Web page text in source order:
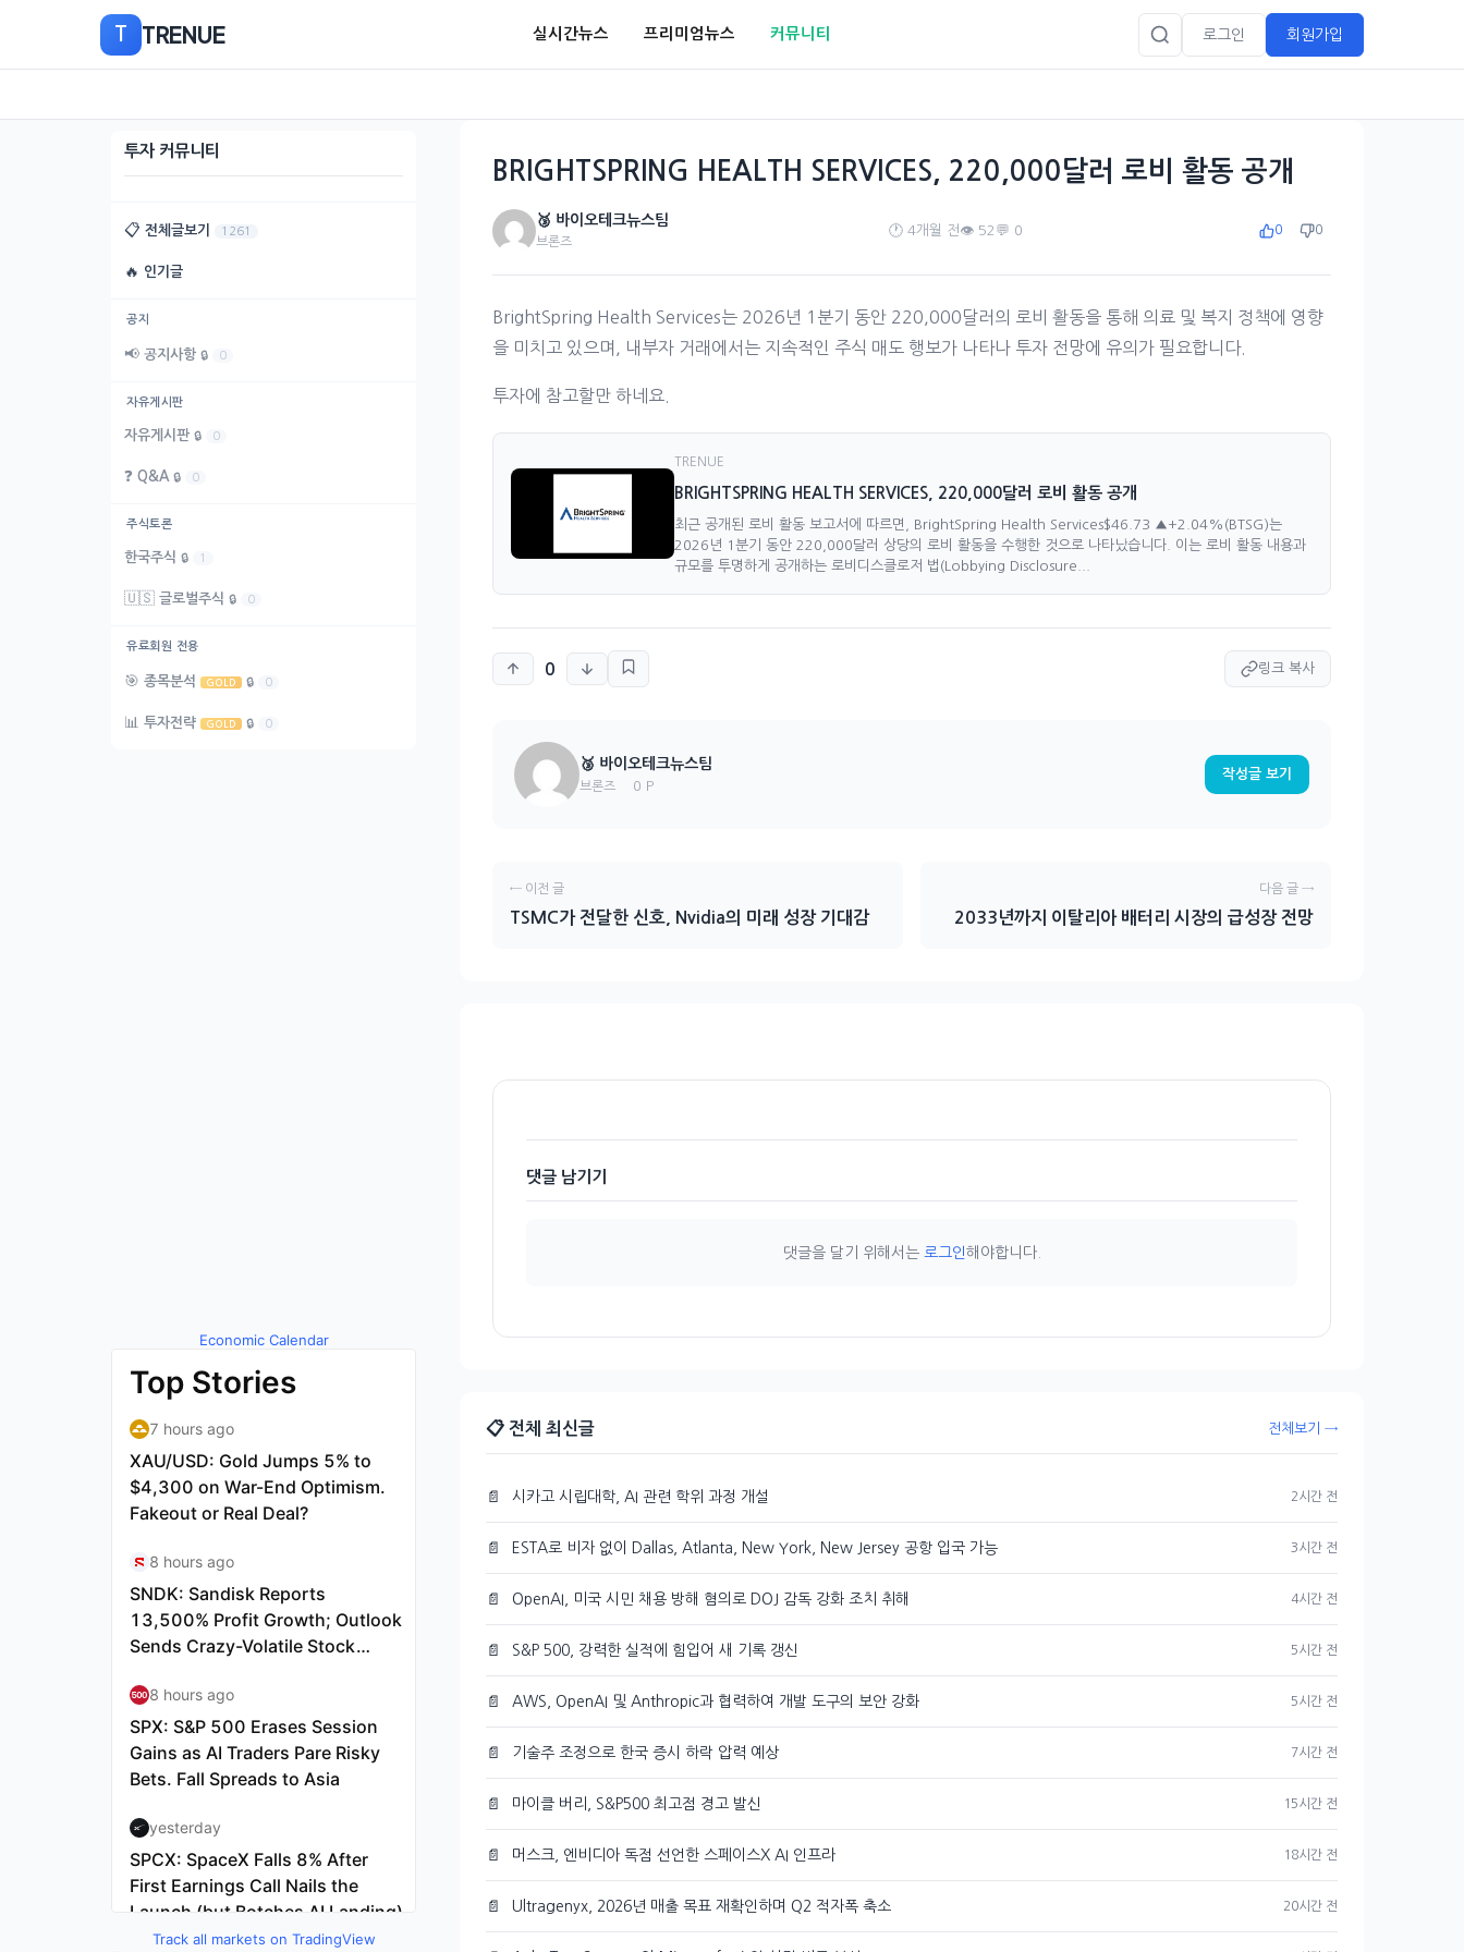
으
이
T TRENUE 실시간뉴스 프리미엄뉴스 커뮤니티 로그인 회원가입
투자 커뮤니티
📋 전체글보기 1261
🔥 인기글
공지
📢 공지사항 🔒 0
자유게시판
자유게시판 🔒 0
❓ Q&A 🔒 0
주식토론
한국주식 🔒 1
🇺🇸 글로벌주식 🔒 0
유료회원 전용
🎯 종목분석 GOLD 🔒 0
📊 투자전략 GOLD 🔒 0
Economic Calendar
by TradingView
Track all markets on TradingView
BRIGHTSPRING HEALTH SERVICES, 220,000달러 로비 활동 공개
🥉 바이오테크뉴스팀
브론즈
🕐 4개월 전 👁️ 52 💬 0 0 0
BrightSpring Health Services는 2026년 1분기 동안 220,000달러의 로비 활동을 통해 의료 및 복지 정책에 영향
을 미치고 있으며, 내부자 거래에서는 지속적인 주식 매도 행보가 나타나 투자 전망에 유의가 필요합니다.
투자에 참고할만 하네요.
TRENUE
BRIGHTSPRING HEALTH SERVICES, 220,000달러 로비 활동 공개
최근 공개된 로비 활동 보고서에 따르면, BrightSpring Health Services$46.73 ▲+2.04%(BTSG)는
2026년 1분기 동안 220,000달러 상당의 로비 활동을 수행한 것으로 나타났습니다. 이는 로비 활동 내용과
규모를 투명하게 공개하는 로비디스클로저 법(Lobbying Disclosure...
0 링크 복사
🥉 바이오테크뉴스팀
브론즈 0 P
작성글 보기
← 이전 글
TSMC가 전달한 신호, Nvidia의 미래 성장 기대감
다음 글 →
2033년까지 이탈리아 배터리 시장의 급성장 전망
댓글 남기기
댓글을 달기 위해서는 로그인해야합니다.
📋 전체 최신글 전체보기 →
📄 시카고 시립대학, AI 관련 학위 과정 개설 2시간 전
📄 ESTA로 비자 없이 Dallas, Atlanta, New York, New Jersey 공항 입국 가능 3시간 전
📄 OpenAI, 미국 시민 채용 방해 혐의로 DOJ 감독 강화 조치 취해 4시간 전
📄 S&P 500, 강력한 실적에 힘입어 새 기록 갱신 5시간 전
📄 AWS, OpenAI 및 Anthropic과 협력하여 개발 도구의 보안 강화 5시간 전
📄 기술주 조정으로 한국 증시 하락 압력 예상 7시간 전
📄 마이클 버리, S&P500 최고점 경고 발신 15시간 전
📄 머스크, 엔비디아 독점 선언한 스페이스X AI 인프라 18시간 전
📄 Ultragenyx, 2026년 매출 목표 재확인하며 Q2 적자폭 축소 20시간 전